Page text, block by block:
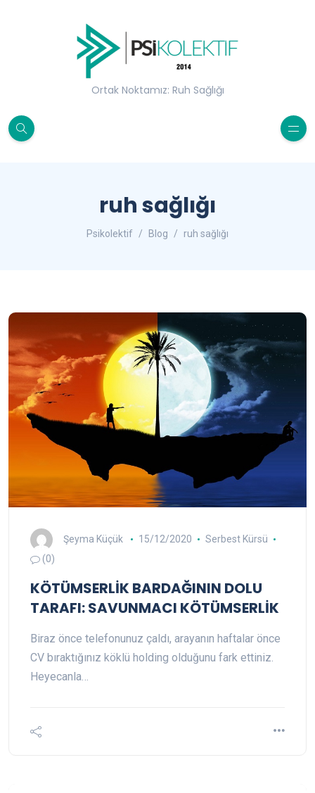
Ortak Noktamız: Ruh Sağlığı
ruh sağlığı
Psikolektif Blog ruh sağlığı
Şeyma Küçük 15/12/2020
Serbest Kürsü
(0)
KÖTÜMSERLİK BARDAĞININ DOLU
TARAFI: SAVUNMACI KÖTÜMSERLİK
Biraz önce telefonunuz çaldı, arayanın haftalar önce
CV bıraktığınız köklü holding olduğunu fark ettiniz.
Heyecanla…